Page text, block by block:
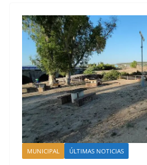
MUNICIPAL ÚLTIMAS NOTICIAS